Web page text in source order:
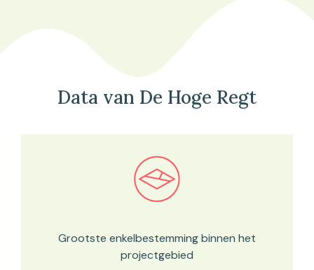
Data van De Hoge Regt
Bekijk in onze kaartviewer
Grootste enkelbestemming binnen het
projectgebied